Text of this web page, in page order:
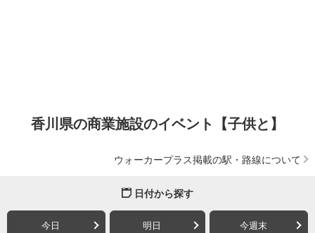
香川県の商業施設のイベント【子供と】
ウォーカープラス掲載の駅・路線について
日付から探す
今日 明日 今週末